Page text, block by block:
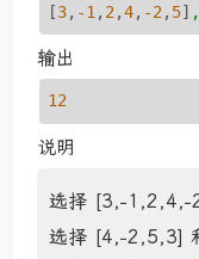
[3, -1 , 2 ,4, -2 , 5]
输出
12
说明
选择
选择 [4,−2,5,3]